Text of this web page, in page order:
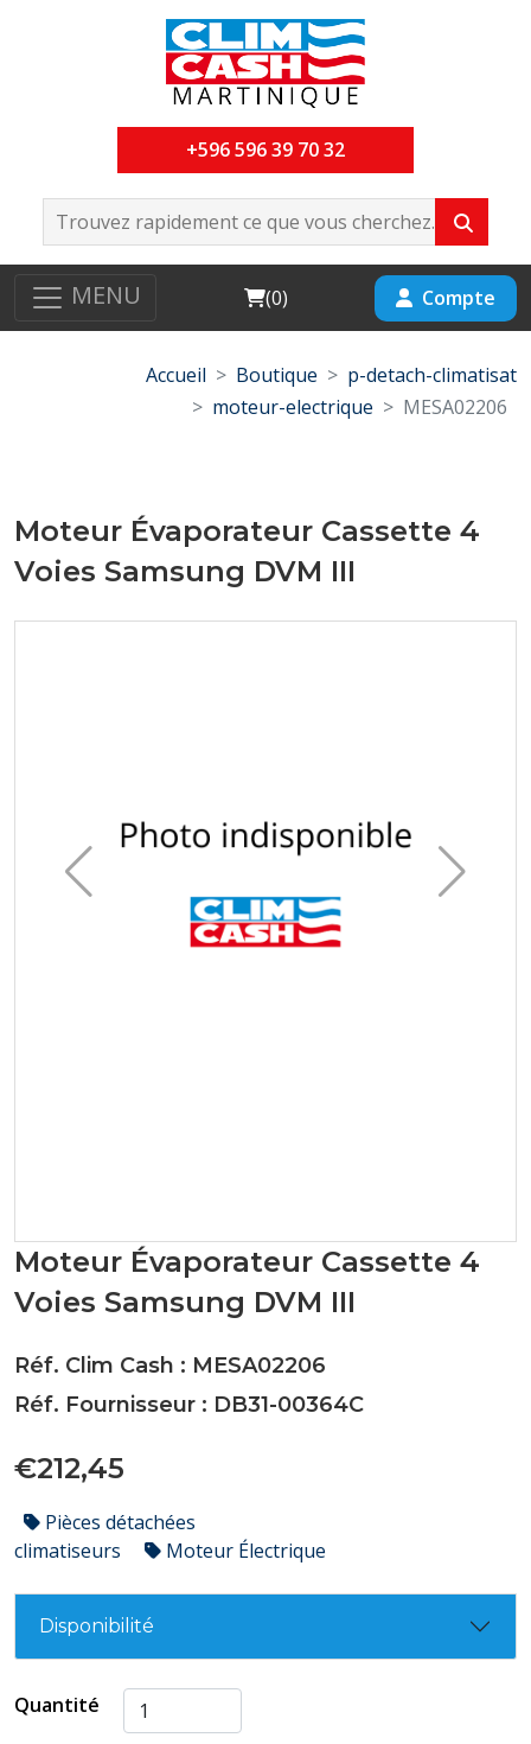
+596 596 39 70 32
MENU Cart
(0) Compte
Accueil Boutique
p-detach-climatisat
moteur-electrique
MESA02206
Moteur Évaporateur Cassette 4
Voies Samsung DVM III
Moteur Évaporateur Cassette 4
Voies Samsung DVM III
Réf. Clim Cash : MESA02206
Réf. Fournisseur : DB31-00364C
€212,45
Pièces détachées
climatiseurs
Moteur Électrique
Disponibilité
Quantité